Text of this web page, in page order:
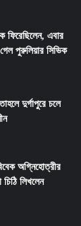
ফিরেছিলেন, এবার
পুরুলিয়ার সিভিক
দুর্গাপুরে চলে
অগ্নিহোত্রীর
চিঠি লিখলেন